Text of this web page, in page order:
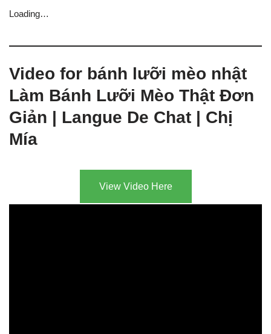
Loading…
Video for bánh lưỡi mèo nhật
Làm Bánh Lưỡi Mèo Thật Đơn
Giản | Langue De Chat | Chị
Mía
View Video Here